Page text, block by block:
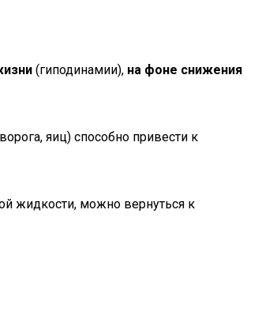
(гиподинамии), на фоне снижения
яиц) способно привести к
жидкости, можно вернуться к